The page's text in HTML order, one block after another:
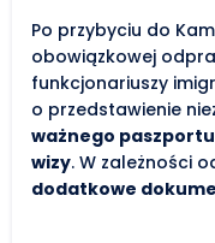
Po przybyciu do
obowiązkowej
funkcjonariuszy
o przedstawienie
ważnego paszportu
wizy. W zależności
dodatkowe